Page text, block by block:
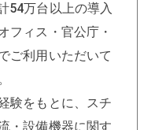
54万台以上の導入
フィス・官公庁・
ご利用いただいて
験をもとに、スチ
・設備機器に関す